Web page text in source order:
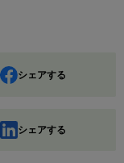
シェアする
シェアする